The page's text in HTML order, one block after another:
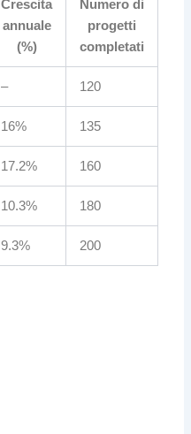
Crescita
annuale
(%)
Numero di
progetti
completati
– 120
16% 135
17.2% 160
10.3% 180
9.3% 200